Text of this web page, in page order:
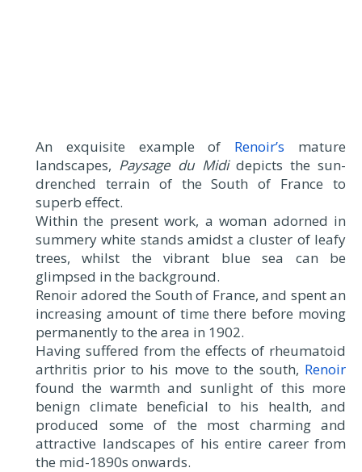
An exquisite example of Renoir’s mature
landscapes, Paysage du Mididepicts the sun-
drenched terrain of the South of France to
superb effect.
Within the present work, a woman adorned in
summery white stands amidst a cluster of leafy
trees, whilst the vibrant blue sea can be
glimpsed in the background.
Renoir adored the South of France, and spent an
increasing amount of time there before moving
permanently to the area in 1902.
Having suffered from the effects of rheumatoid
arthritis prior to his move to the south, Renoir
found the warmth and sunlight of this more
benign climate beneficial to his health, and
produced some of the most charming and
attractive landscapes of his entire career from
the mid-1890s onwards.